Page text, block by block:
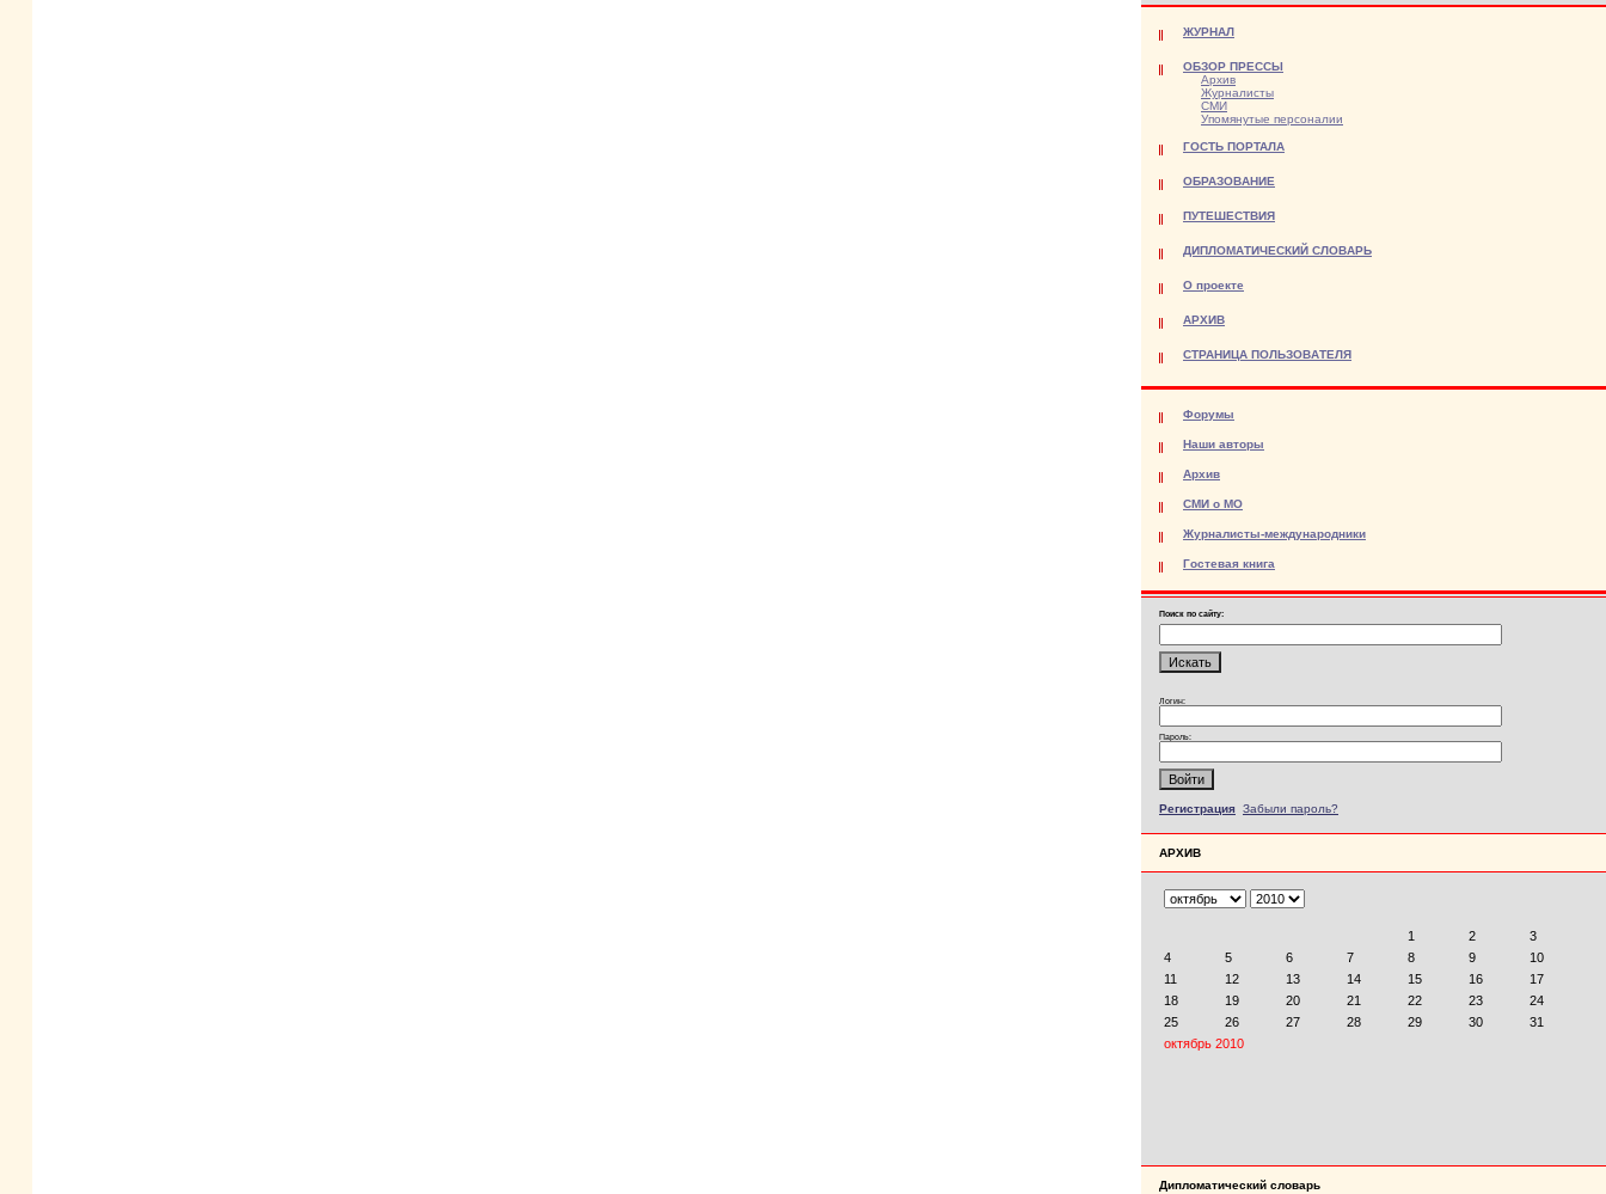
ЖУРНАЛ
ОБЗОР ПРЕССЫ
Архив
Журналисты
СМИ
Упомянутые персоналии
ГОСТЬ ПОРТАЛА
ОБРАЗОВАНИЕ
ПУТЕШЕСТВИЯ
ДИПЛОМАТИЧЕСКИЙ СЛОВАРЬ
О проекте
АРХИВ
СТРАНИЦА ПОЛЬЗОВАТЕЛЯ
Форумы
Наши авторы
Архив
СМИ о МО
Журналисты-международники
Гостевая книга
Поиск по сайту:
Логин:
Пароль:
Регистрация Забыли пароль?
АРХИВ
Дипломатический словарь